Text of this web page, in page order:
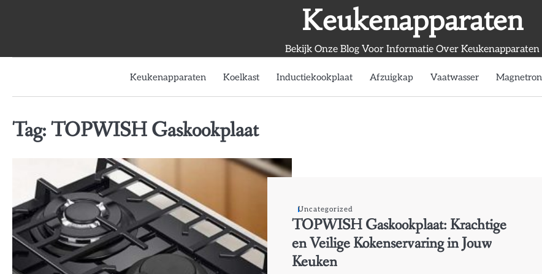
Keukenapparaten
Bekijk Onze Blog Voor Informatie Over Keukenapparaten
Keukenapparaten Koelkast Inductiekookplaat Afzuigkap Vaatwasser Magnetron
Tag:TOPWISH Gaskookplaat
Uncategorized
TOPWISH Gaskookplaat: Krachtige
en Veilige Kokenservaring in Jouw
Keuken